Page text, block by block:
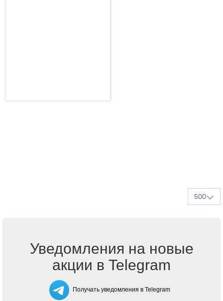
500
Уведомления на новые
акции в Telegram
Получать уведомления в Telegram